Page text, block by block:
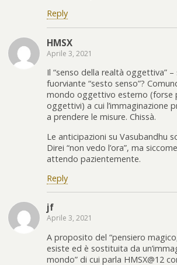
Reply
HMSX
Aprile 3, 2021
Il “senso della realtà oggettiva”
fuorviante “sesto senso”?
mondo oggettivo esterno (forse
oggettivi) a cui l’immaginazione
a prendere le misure. Chissà.
Le anticipazioni su Vasubandhu
Direi “non vedo l’ora”, ma
attendo pazientemente.
Reply
jf
Aprile 3, 2021
A proposito del “pensiero
esiste ed è sostituita da
mondo” di cui parla HMSX@12